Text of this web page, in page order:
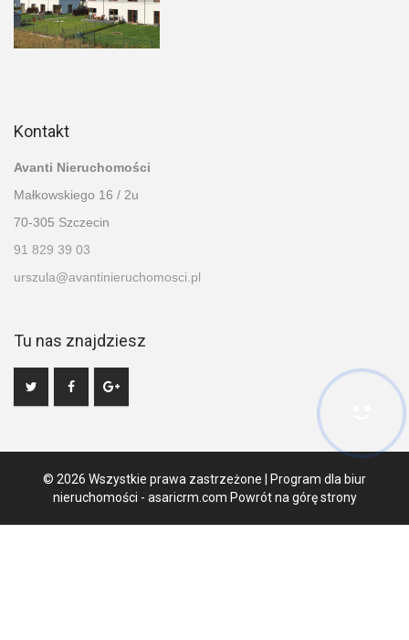
Kontakt
Avanti Nieruchomości
Małkowskiego 16 / 2u
70-305 Szczecin
91 829 39 03
urszula@avantinieruchomosci.pl
Tu nas znajdziesz
© 2026 Wszystkie prawa zastrzeżone | Program dla biur
nieruchomości - asaricrm.com Powrót na górę strony